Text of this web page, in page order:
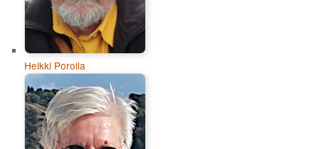
Heikki Poroila